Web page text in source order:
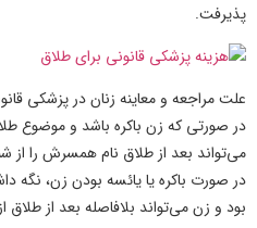
پذیرفت.
علت مراجعه و معاینه زنان در پزشکی
در صورتی که زن باکره باشد و موضوع
می‌تواند بعد از طلاق نام همسرش را
در صورت باکره یا یائسه بودن زن، نگه
بود و زن می‌تواند بلافاصله بعد از طلاق